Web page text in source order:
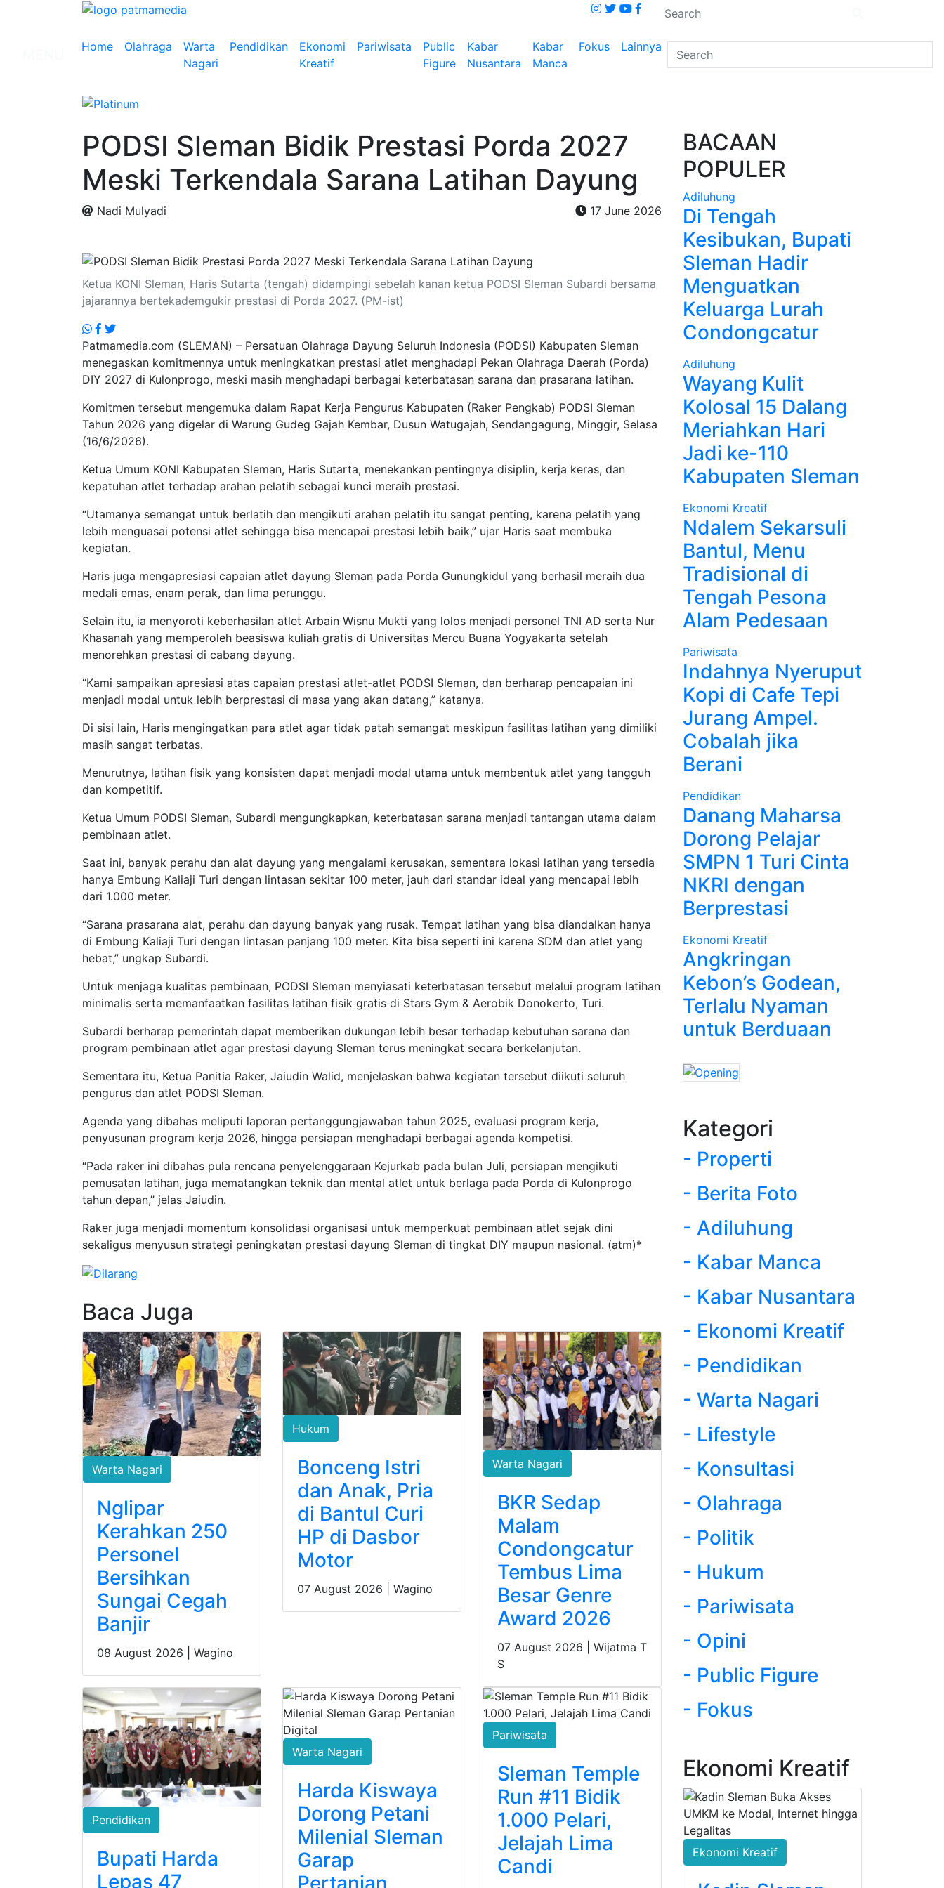
Home Olahraga
Warta
Nagari
Pendidikan
Ekonomi
Kreatif
Pariwisata
Public
Figure
Kabar
Nusantara
Kabar
Manca
Fokus Lainnya
PODSI Sleman Bidik Prestasi Porda 2027
Meski Terkendala Sarana Latihan Dayung
Nadi Mulyadi
17 June 2026
Ketua KONI Sleman, Haris Sutarta (tengah) didampingi sebelah kanan ketua PODSI Sleman Subardi bersama
jajarannya bertekademgukir prestasi di Porda 2027. (PM-ist)
Patmamedia.com (SLEMAN) – Persatuan Olahraga Dayung Seluruh Indonesia (PODSI) Kabupaten Sleman
menegaskan komitmennya untuk meningkatkan prestasi atlet menghadapi Pekan Olahraga Daerah (Porda)
DIY 2027 di Kulonprogo, meski masih menghadapi berbagai keterbatasan sarana dan prasarana latihan.
Komitmen tersebut mengemuka dalam Rapat Kerja Pengurus Kabupaten (Raker Pengkab) PODSI Sleman
Tahun 2026 yang digelar di Warung Gudeg Gajah Kembar, Dusun Watugajah, Sendangagung, Minggir, Selasa
(16/6/2026).
Ketua Umum KONI Kabupaten Sleman, Haris Sutarta, menekankan pentingnya disiplin, kerja keras, dan
kepatuhan atlet terhadap arahan pelatih sebagai kunci meraih prestasi.
“Utamanya semangat untuk berlatih dan mengikuti arahan pelatih itu sangat penting, karena pelatih yang
lebih menguasai potensi atlet sehingga bisa mencapai prestasi lebih baik,” ujar Haris saat membuka
kegiatan.
Haris juga mengapresiasi capaian atlet dayung Sleman pada Porda Gunungkidul yang berhasil meraih dua
medali emas, enam perak, dan lima perunggu.
Selain itu, ia menyoroti keberhasilan atlet Arbain Wisnu Mukti yang lolos menjadi personel TNI AD serta Nur
Khasanah yang memperoleh beasiswa kuliah gratis di Universitas Mercu Buana Yogyakarta setelah
menorehkan prestasi di cabang dayung.
“Kami sampaikan apresiasi atas capaian prestasi atlet-atlet PODSI Sleman, dan berharap pencapaian ini
menjadi modal untuk lebih berprestasi di masa yang akan datang,” katanya.
Di sisi lain, Haris mengingatkan para atlet agar tidak patah semangat meskipun fasilitas latihan yang dimiliki
masih sangat terbatas.
Menurutnya, latihan fisik yang konsisten dapat menjadi modal utama untuk membentuk atlet yang tangguh
dan kompetitif.
Ketua Umum PODSI Sleman, Subardi mengungkapkan, keterbatasan sarana menjadi tantangan utama dalam
pembinaan atlet.
Saat ini, banyak perahu dan alat dayung yang mengalami kerusakan, sementara lokasi latihan yang tersedia
hanya Embung Kaliaji Turi dengan lintasan sekitar 100 meter, jauh dari standar ideal yang mencapai lebih
dari 1.000 meter.
“Sarana prasarana alat, perahu dan dayung banyak yang rusak. Tempat latihan yang bisa diandalkan hanya
di Embung Kaliaji Turi dengan lintasan panjang 100 meter. Kita bisa seperti ini karena SDM dan atlet yang
hebat,” ungkap Subardi.
Untuk menjaga kualitas pembinaan, PODSI Sleman menyiasati keterbatasan tersebut melalui program latihan
minimalis serta memanfaatkan fasilitas latihan fisik gratis di Stars Gym & Aerobik Donokerto, Turi.
Subardi berharap pemerintah dapat memberikan dukungan lebih besar terhadap kebutuhan sarana dan
program pembinaan atlet agar prestasi dayung Sleman terus meningkat secara berkelanjutan.
Sementara itu, Ketua Panitia Raker, Jaiudin Walid, menjelaskan bahwa kegiatan tersebut diikuti seluruh
pengurus dan atlet PODSI Sleman.
Agenda yang dibahas meliputi laporan pertanggungjawaban tahun 2025, evaluasi program kerja,
penyusunan program kerja 2026, hingga persiapan menghadapi berbagai agenda kompetisi.
“Pada raker ini dibahas pula rencana penyelenggaraan Kejurkab pada bulan Juli, persiapan mengikuti
pemusatan latihan, juga mematangkan teknik dan mental atlet untuk berlaga pada Porda di Kulonprogo
tahun depan,” jelas Jaiudin.
Raker juga menjadi momentum konsolidasi organisasi untuk memperkuat pembinaan atlet sejak dini
sekaligus menyusun strategi peningkatan prestasi dayung Sleman di tingkat DIY maupun nasional. (atm)*
Baca Juga
Warta Nagari
Nglipar
Kerahkan 250
Personel
Bersihkan
Sungai Cegah
Banjir
08 August 2026 | Wagino
Hukum
Bonceng Istri
dan Anak, Pria
di Bantul Curi
HP di Dasbor
Motor
07 August 2026 | Wagino
Warta Nagari
BKR Sedap
Malam
Condongcatur
Tembus Lima
Besar Genre
Award 2026
07 August 2026 | Wijatma T
S
Pendidikan
Bupati Harda
Lepas 47
Warta Nagari
Harda Kiswaya
Dorong Petani
Milenial Sleman
Garap
Pertanian
Pariwisata
Sleman Temple
Run #11 Bidik
1.000 Pelari,
Jelajah Lima
Candi
BACAAN
POPULER
Adiluhung
Di Tengah
Kesibukan, Bupati
Sleman Hadir
Menguatkan
Keluarga Lurah
Condongcatur
Adiluhung
Wayang Kulit
Kolosal 15 Dalang
Meriahkan Hari
Jadi ke-110
Kabupaten Sleman
Ekonomi Kreatif
Ndalem Sekarsuli
Bantul, Menu
Tradisional di
Tengah Pesona
Alam Pedesaan
Pariwisata
Indahnya Nyeruput
Kopi di Cafe Tepi
Jurang Ampel.
Cobalah jika
Berani
Pendidikan
Danang Maharsa
Dorong Pelajar
SMPN 1 Turi Cinta
NKRI dengan
Berprestasi
Ekonomi Kreatif
Angkringan
Kebon’s Godean,
Terlalu Nyaman
untuk Berduaan
Kategori
- Properti
- Berita Foto
- Adiluhung
- Kabar Manca
- Kabar Nusantara
- Ekonomi Kreatif
- Pendidikan
- Warta Nagari
- Lifestyle
- Konsultasi
- Olahraga
- Politik
- Hukum
- Pariwisata
- Opini
- Public Figure
- Fokus
Ekonomi Kreatif
Ekonomi Kreatif